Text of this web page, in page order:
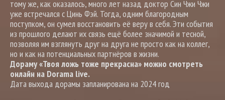
тому же, как оказалось, много лет назад доктор Син Чжи Чжи
уже встречался с Цинь Фэй. Тогда, одним благородным
поступком, он сумел восстановить её веру в себя. Эти события
из прошлого делают их связь ещё более значимой и тесной,
позволяя им взглянуть друг на друга не просто как на коллег,
но и как на потенциальных партнёров в жизни.
Дораму «Твоя ложь тоже прекрасна» можно смотреть
онлайн на Dorama live.
Дата выхода дорамы запланирована на 2024 год